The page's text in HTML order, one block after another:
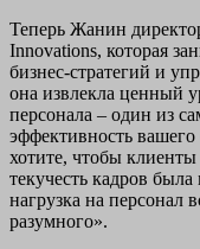
Теперь Жанин
Innovations, которая
бизнес-стратегий и
она извлекла ценный
персонала – один из
эффективность
хотите, чтобы
текучесть кадров
нагрузка на персонал
разумного».